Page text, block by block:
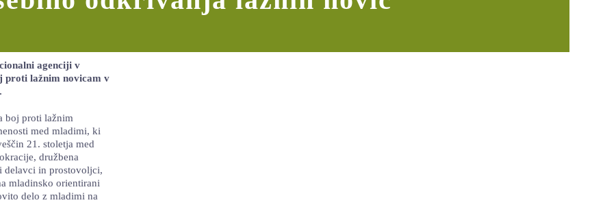
agenciji v
proti lažnim novicam v
boj proti lažnim
med mladimi, ki
21. stoletja med
družbena
delavci in prostovoljci,
mladinsko orientirani
delo z mladimi na